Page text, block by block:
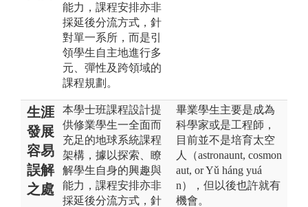
能力，課程安排亦非
採延後分流方式，針
對單一系所，而是引
領學生自主地進行多
元、彈性及跨領域的
課程規劃。
生涯
發展
容易
誤解
之處
本學士班課程設計提
供修業學生一全面而
充足的地球系統課程
架構，據以探索、瞭
解學生自身的興趣與
能力，課程安排亦非
採延後分流方式，針
畢業學生主要是成為
科學家或是工程師，
目前並不是培育太空
人（astronaunt, cosmon
aut, or Yǔ háng yuá
n），但以後也許就有
機會。